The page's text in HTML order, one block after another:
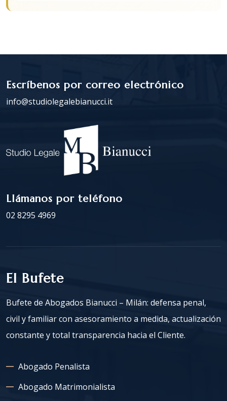
Escríbenos por correo electrónico
info@studiolegalebianucci.it
Llámanos por teléfono
02 8295 4969
El Bufete
Bufete de Abogados Bianucci – Milán: defensa penal,
civil y familiar con asesoramiento a medida, actualización
constante y total transparencia hacia el Cliente.
Abogado Penalista
Abogado Matrimonialista